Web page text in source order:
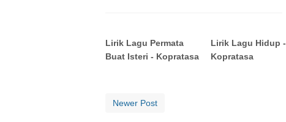
Lirik Lagu Permata
Buat Isteri - Kopratasa
Lirik Lagu Hidup -
Kopratasa
Newer Post